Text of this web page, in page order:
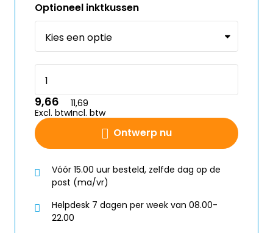
Optioneel inktkussen
Ontwerp nu
9,66
Excl. btw
11,69
Incl. btw
Vóór 15.00 uur besteld, zelfde dag op de
post (ma/vr)
Helpdesk 7 dagen per week van 08.00-
22.00